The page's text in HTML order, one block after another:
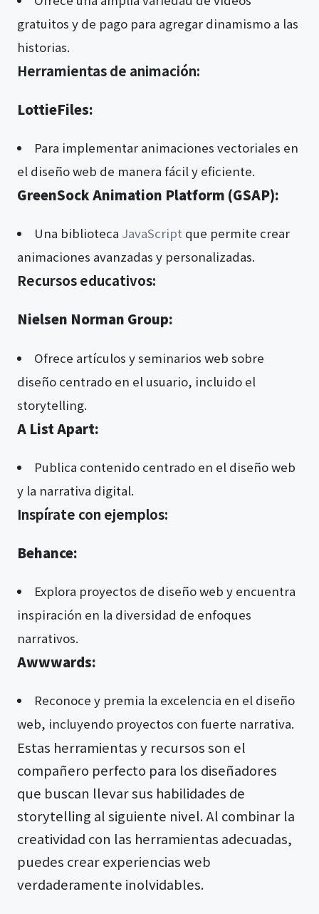
gratuitos y de pago para agregar dinamismo a las
historias.
Herramientas de animación:
LottieFiles:
Para implementar animaciones vectoriales en
el diseño web de manera fácil y eficiente.
GreenSock Animation Platform (GSAP):
Una biblioteca JavaScript que permite crear
animaciones avanzadas y personalizadas.
Recursos educativos:
Nielsen Norman Group:
Ofrece artículos y seminarios web sobre
diseño centrado en el usuario, incluido el
storytelling.
A List Apart:
Publica contenido centrado en el diseño web
y la narrativa digital.
Inspírate con ejemplos:
Behance:
Explora proyectos de diseño web y encuentra
inspiración en la diversidad de enfoques
narrativos.
Awwwards:
Reconoce y premia la excelencia en el diseño
web, incluyendo proyectos con fuerte narrativa.
Estas herramientas y recursos son el
compañero perfecto para los diseñadores
que buscan llevar sus habilidades de
storytelling al siguiente nivel. Al combinar la
creatividad con las herramientas adecuadas,
puedes crear experiencias web
verdaderamente inolvidables.